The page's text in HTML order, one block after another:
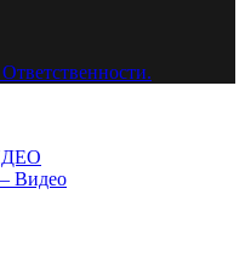
Видео